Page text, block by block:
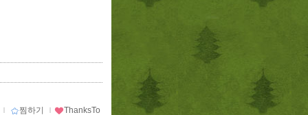
ｌ 찜하기 ｌ ThanksTo